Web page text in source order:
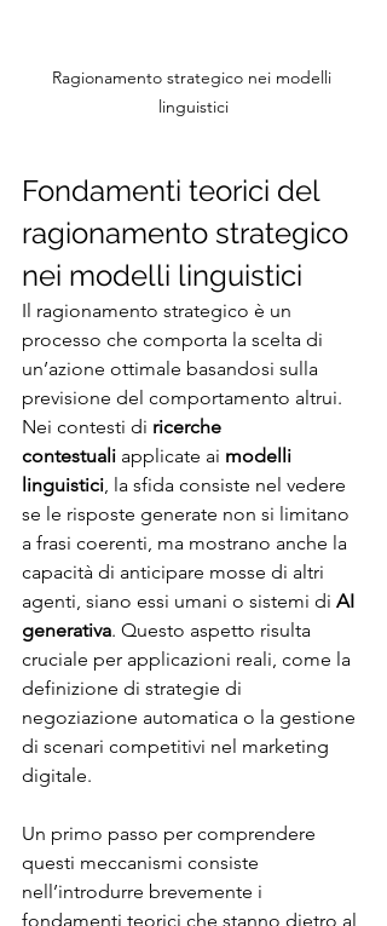
Ragionamento strategico nei modelli
linguistici
Fondamenti teorici del
ragionamento strategico
nei modelli linguistici
Il ragionamento strategico è un
processo che comporta la scelta di
un’azione ottimale basandosi sulla
previsione del comportamento altrui.
Nei contesti di ricerche
contestuali applicate ai modelli
linguistici , la sfida consiste nel vedere
se le risposte generate non si limitano
a frasi coerenti, ma mostrano anche la
capacità di anticipare mosse di altri
agenti, siano essi umani o sistemi di AI
generativa. Questo aspetto risulta
cruciale per applicazioni reali, come la
definizione di strategie di
negoziazione automatica o la gestione
di scenari competitivi nel marketing
digitale.
Un primo passo per comprendere
questi meccanismi consiste
nell’introdurre brevemente i
fondamenti teorici che stanno dietro al